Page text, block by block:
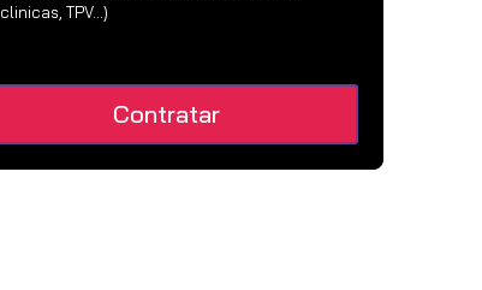
clinicas, TPV...)
Contratar